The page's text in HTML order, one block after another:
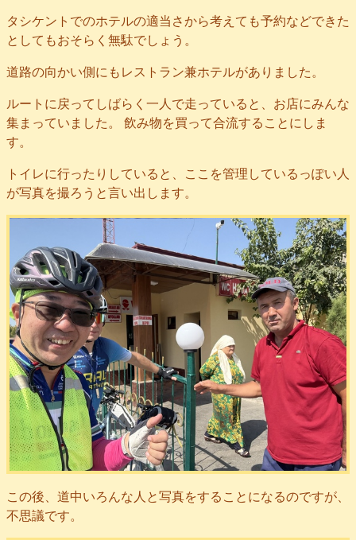
タシケントでのホテルの適当さから考えても予約などできた
としてもおそらく無駄でしょう。
道路の向かい側にもレストラン兼ホテルがありました。
ルートに戻ってしばらく一人で走っていると、お店にみんな
集まっていました。 飲み物を買って合流することにしま
す。
トイレに行ったりしていると、ここを管理しているっぽい人
が写真を撮ろうと言い出します。
この後、道中いろんな人と写真をすることになるのですが、
不思議です。